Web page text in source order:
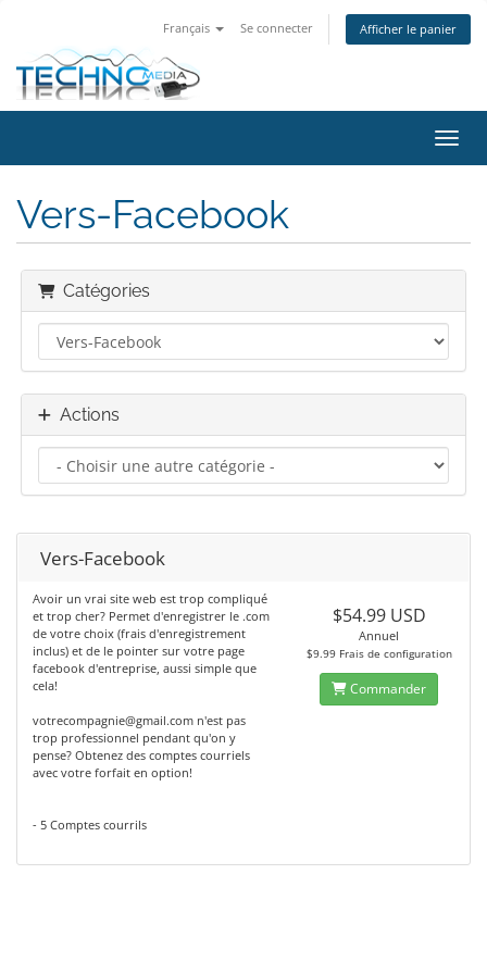
Français Se connecter Afficher le panier
Vers-Facebook
Catégories
Actions
Vers-Facebook
Avoir un vrai site web est trop compliqué
et trop cher? Permet d'enregistrer le .com
de votre choix (frais d'enregistrement
inclus) et de le pointer sur votre page
facebook d'entreprise, aussi simple que
cela!
votrecompagnie@gmail.com n'est pas
trop professionnel pendant qu'on y
pense? Obtenez des comptes courriels
avec votre forfait en option!
- 5 Comptes courrils
$54.99 USD
Annuel
$9.99 Frais de configuration
Commander